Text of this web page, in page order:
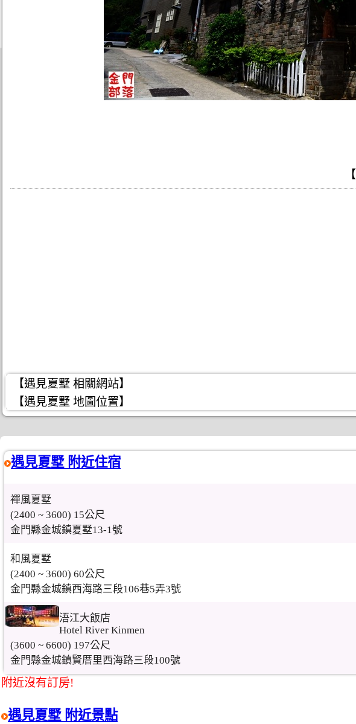
【
【遇見夏墅 相關網站】
【遇見夏墅 地圖位置】
遇見夏墅 附近住宿
禪風夏墅
(2400 ~ 3600) 15公尺
金門縣金城鎮夏墅13-1號
和風夏墅
(2400 ~ 3600) 60公尺
金門縣金城鎮西海路三段106巷5弄3號
浯江大飯店
Hotel River Kinmen
(3600 ~ 6600) 197公尺
金門縣金城鎮賢厝里西海路三段100號
附近沒有訂房!
遇見夏墅 附近景點